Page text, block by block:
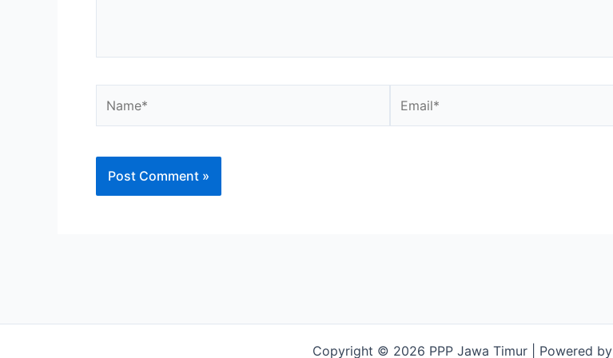
Copyright © 2026 PPP Jawa Timur | Powered by